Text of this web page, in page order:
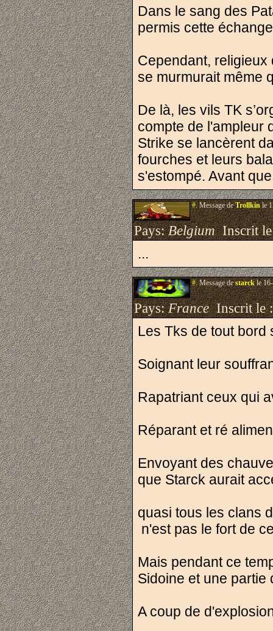
Dans le sang des
permis cette
Cependant, religieux
se murmurait même
De là, les vils TK
compte de l'ampleur
Strike se lancèrent
fourches et leurs
s'estompé. Avant
#.Message deTrollkinle
Pays:BelgiumInscrit
...
#.Message destarckle
Pays:FranceInscrit le
Les Tks de tout bord
Soignant leur
Rapatriant ceux qui
Réparant et ré
Envoyant des
que Starck aurait
quasi tous les clans
n'est pas le fort de
Mais pendant ce
Sidoine et une
A coup de